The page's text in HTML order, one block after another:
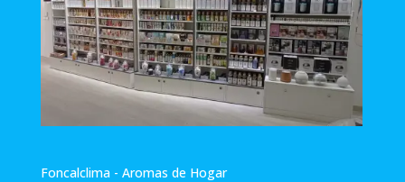
Foncalclima - Aromas de Hogar